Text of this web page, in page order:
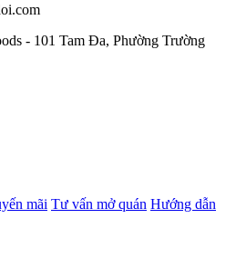
- 101 Tam Đa, Phường Trường
mãi Tư vấn mở quán Hướng dẫn